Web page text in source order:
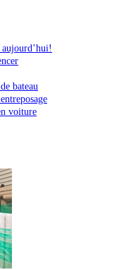
bateau
voiture